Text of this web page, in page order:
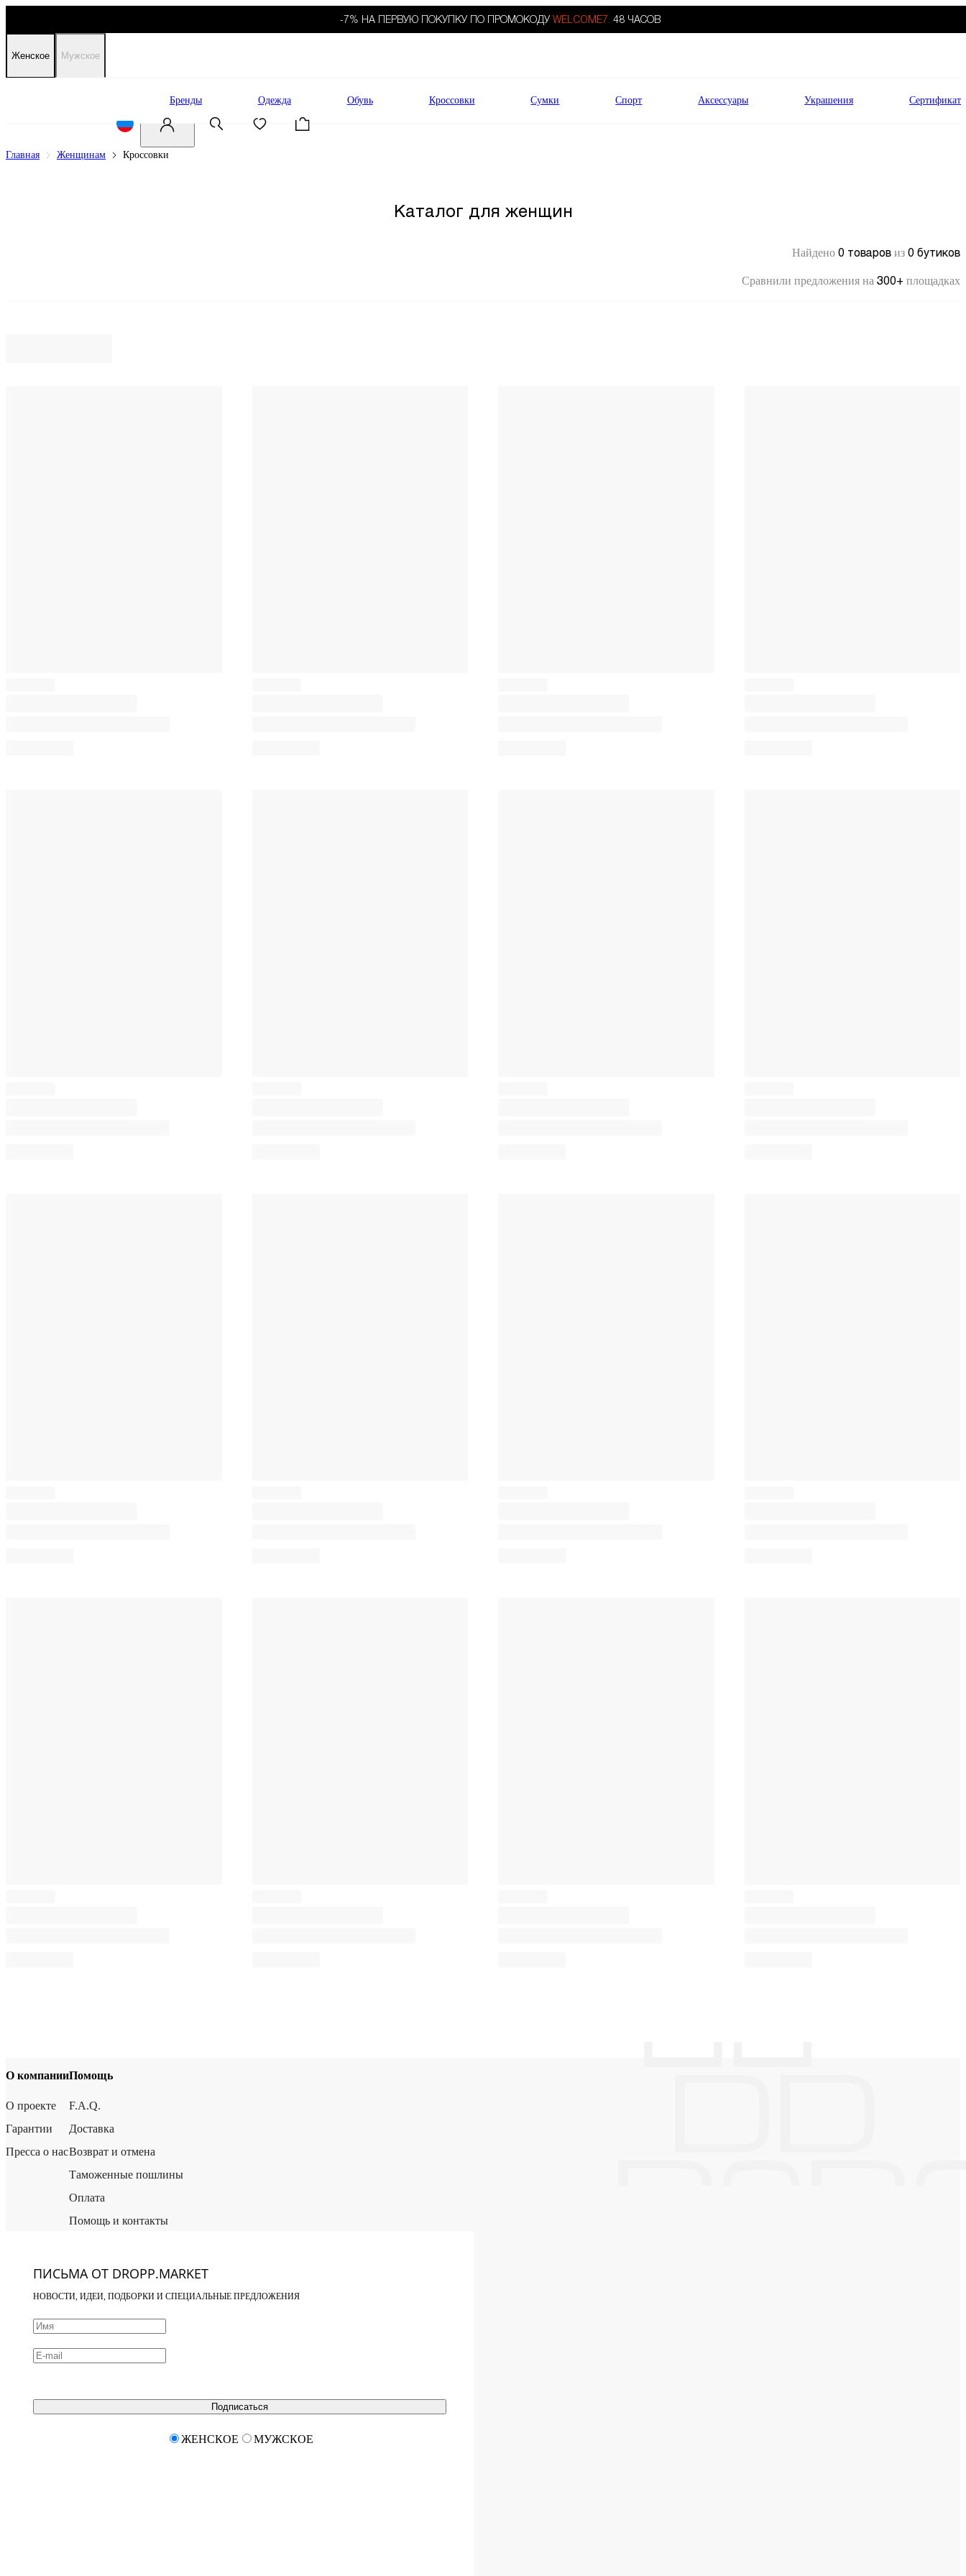
-7% НА ПЕРВУЮ ПОКУПКУ ПО ПРОМОКОДУ WELCOME7. 48 ЧАСОВ
Женское Мужское
Бренды Одежда Обувь Кроссовки Сумки Спорт Аксессуары Украшения Сертификат
Главная Женщинам Кроссовки
Каталог для женщин
Найдено 0 товаров из 0 бутиков
Сравнили предложения на 300+ площадках
О компании
О проекте
Гарантии
Пресса о нас
Помощь
F.A.Q.
Доставка
Возврат и отмена
Таможенные пошлины
Оплата
Помощь и контакты
ПИСЬМА ОТ DROPP.MARKET
НОВОСТИ, ИДЕИ, ПОДБОРКИ И СПЕЦИАЛЬНЫЕ ПРЕДЛОЖЕНИЯ
Подписаться
ЖЕНСКОЕ МУЖСКОЕ